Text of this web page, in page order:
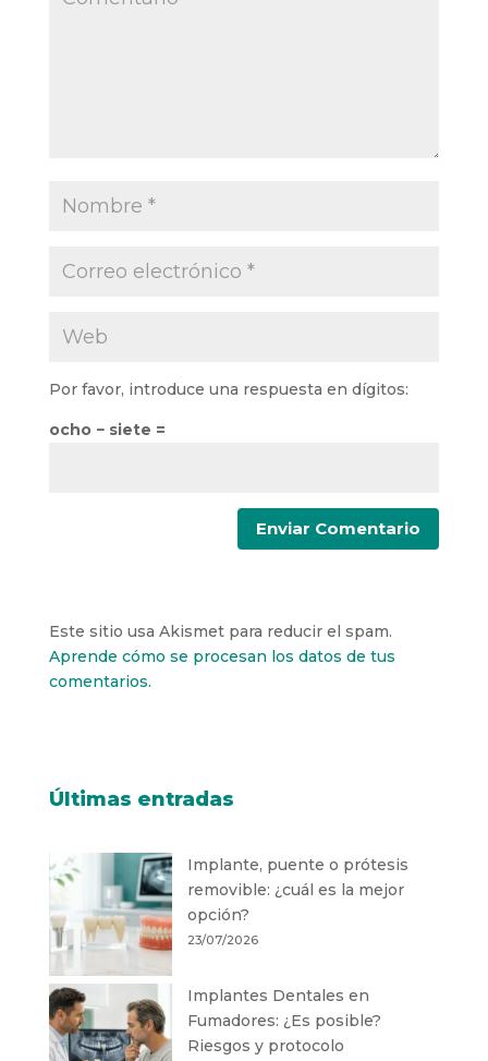
Por favor, introduce una respuesta en dígitos:
ocho − siete =
Este sitio usa Akismet para reducir el spam.
Aprende cómo se procesan los datos de tus
comentarios.
Últimas entradas
Implante, puente o prótesis
removible: ¿cuál es la mejor
opción?
23/07/2026
Implantes Dentales en
Fumadores: ¿Es posible?
Riesgos y protocolo